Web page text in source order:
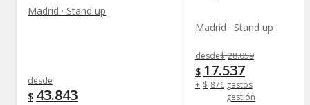
Madrid · Stand up
desde
$ 43.843
Madrid · Stand up
desde$ 28.059
$ 17.537
+ $ 876 gastos
gestión